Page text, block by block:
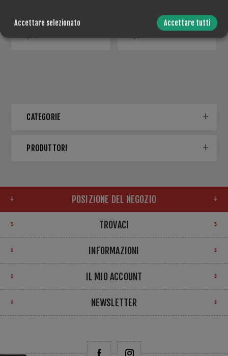
FREE WARM 5
POWDER 475 NF FLUOR
FREE MEDIUM 15
CATEGORIE
PRODUTTORI
POSIZIONE DEL NEGOZIO
TROVACI
INFORMAZIONI
IL MIO ACCOUNT
NEWSLETTER
Accettare selezionato Accettare tutti